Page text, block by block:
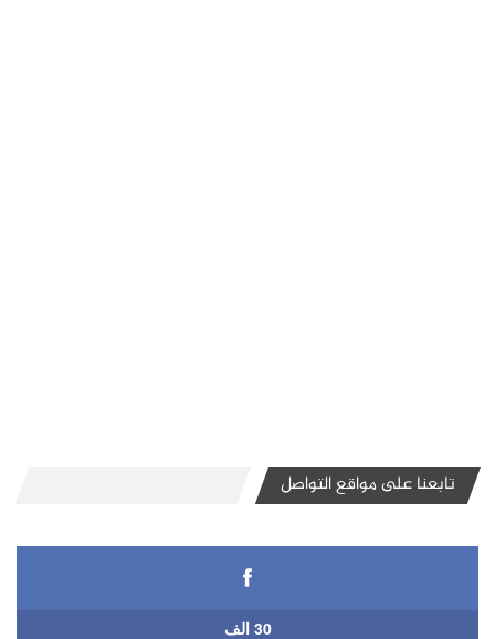
تابعنا على مواقع التواصل
30 الف